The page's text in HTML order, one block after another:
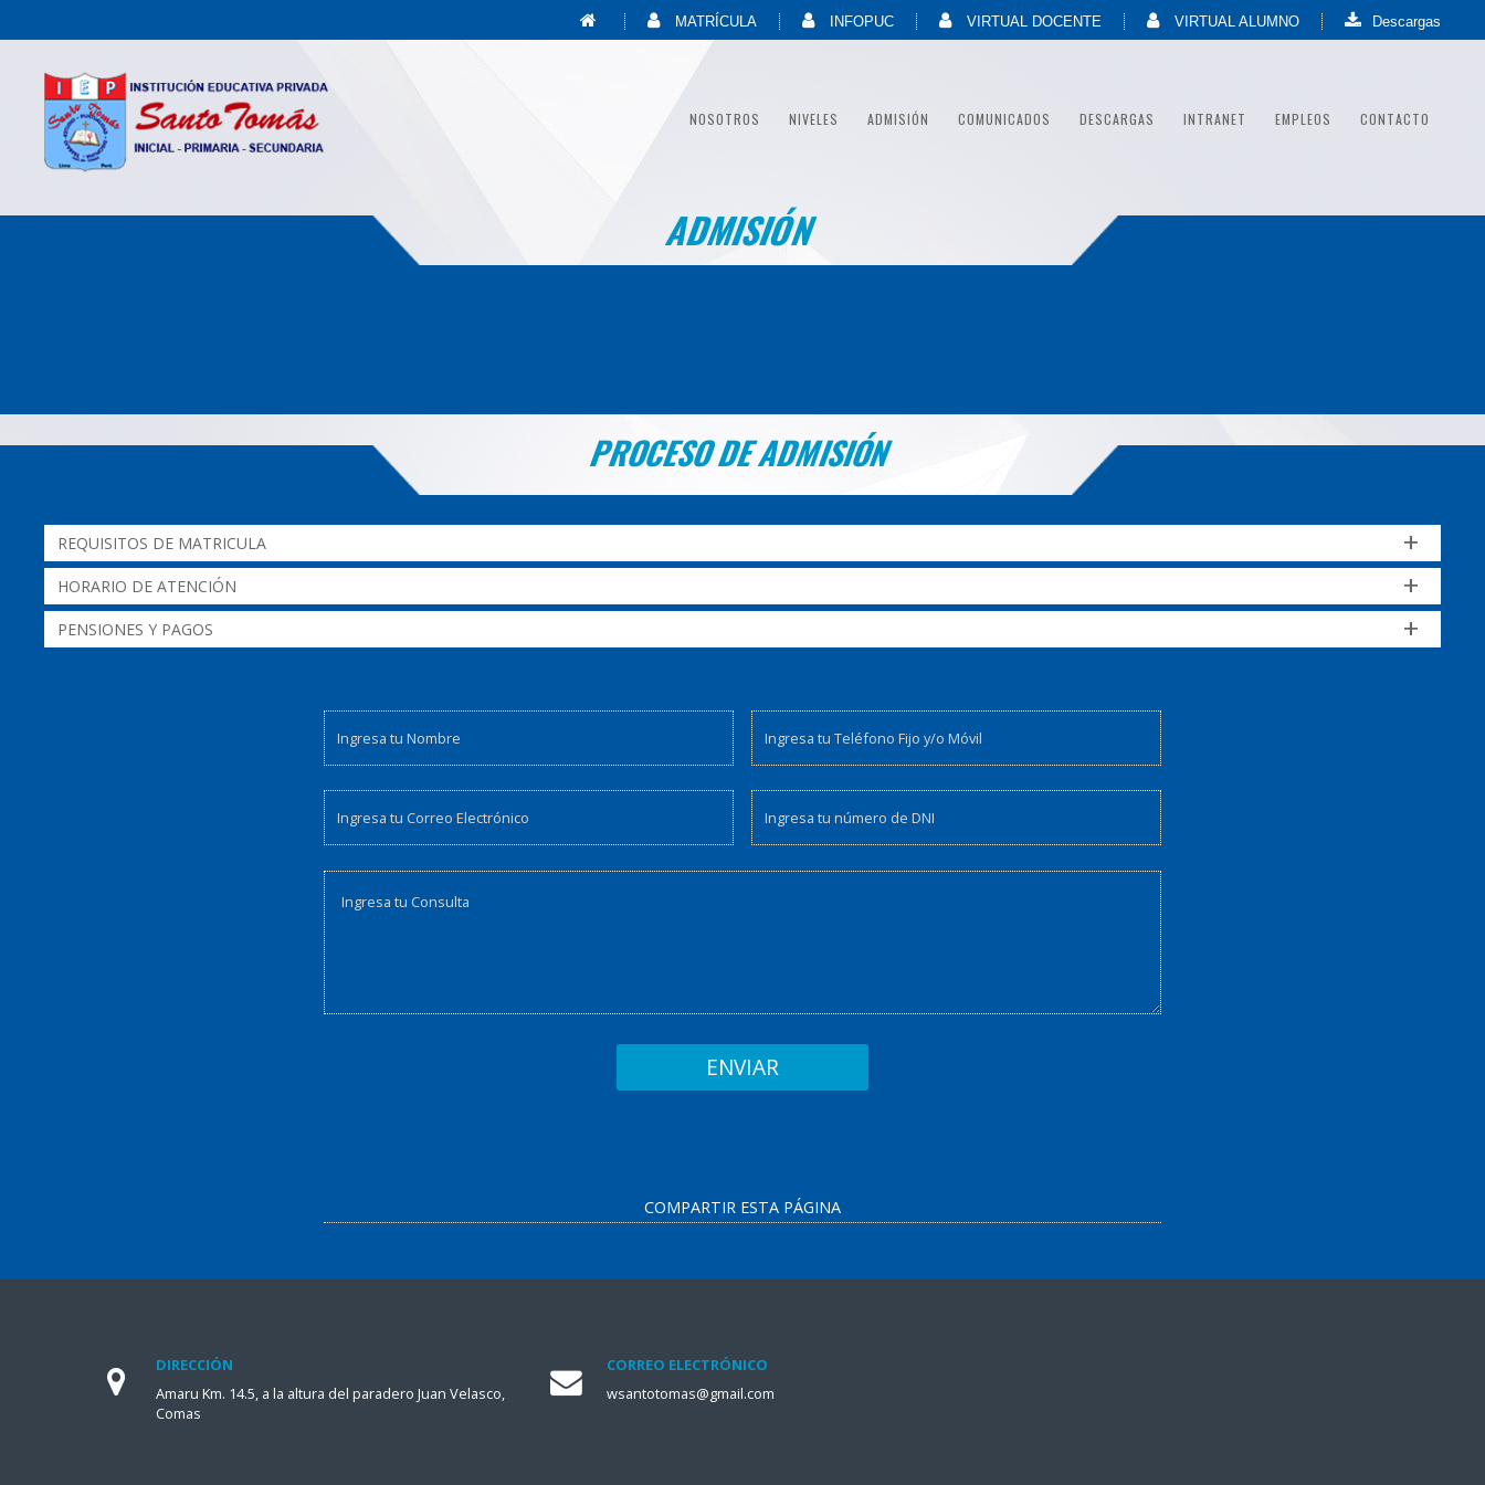
Descargas
VIRTUAL ALUMNO
VIRTUAL DOCENTE
INFOPUC
MATRÍCULA
NOSOTROS NIVELES ADMISIÓN COMUNICADOS DESCARGAS INTRANET EMPLEOS CONTACTO
ADMISIÓN
PROCESO DE ADMISIÓN
REQUISITOS DE MATRICULA +
HORARIO DE ATENCIÓN +
PENSIONES Y PAGOS +
COMPARTIR ESTA PÁGINA
DIRECCIÓN
Amaru Km. 14.5, a la altura del paradero Juan Velasco,
Comas
CORREO ELECTRÓNICO
wsantotomas@gmail.com